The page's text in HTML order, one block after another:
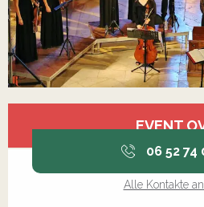
EVENT
06 52 74
Alle Kontakte